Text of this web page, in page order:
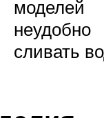
моделей
неудобно
сливать